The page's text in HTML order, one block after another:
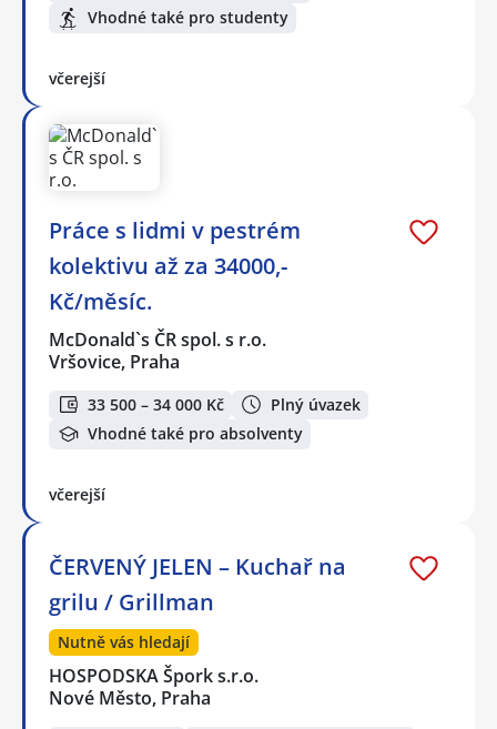
Vhodné také pro studenty
včerejší
Práce s lidmi v pestrém
kolektivu až za 34000,-
Kč/měsíc.
McDonald`s ČR spol. s r.o.
Vršovice, Praha
33 500 – 34 000 Kč
Plný úvazek
Vhodné také pro absolventy
včerejší
ČERVENÝ JELEN – Kuchař na
grilu / Grillman
Nutně vás hledají
HOSPODSKA Špork s.r.o.
Nové Město, Praha